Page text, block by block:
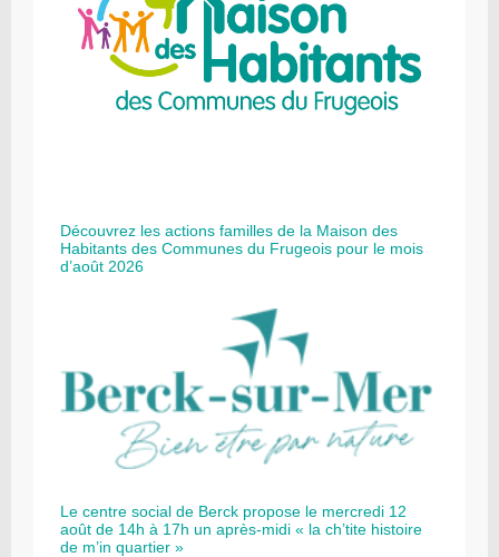
Découvrez les actions familles de la Maison des
Habitants des Communes du Frugeois pour le mois
d’août 2026
Le centre social de Berck propose le mercredi 12
août de 14h à 17h un après-midi « la ch’tite histoire
de m’in quartier »